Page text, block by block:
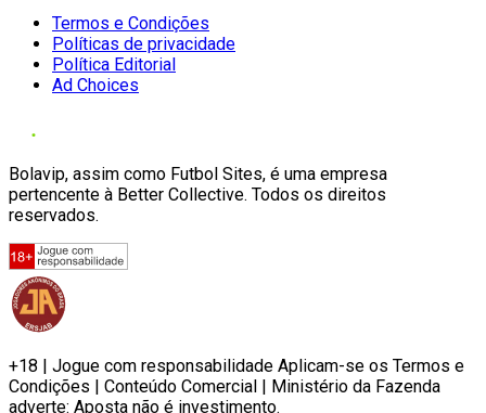
Termos e Condições
Políticas de privacidade
Política Editorial
Ad Choices
Bolavip, assim como Futbol Sites, é uma empresa
pertencente à Better Collective. Todos os direitos
reservados.
+18 | Jogue com responsabilidade Aplicam-se os Termos e
Condições | Conteúdo Comercial | Ministério da Fazenda
adverte: Aposta não é investimento.